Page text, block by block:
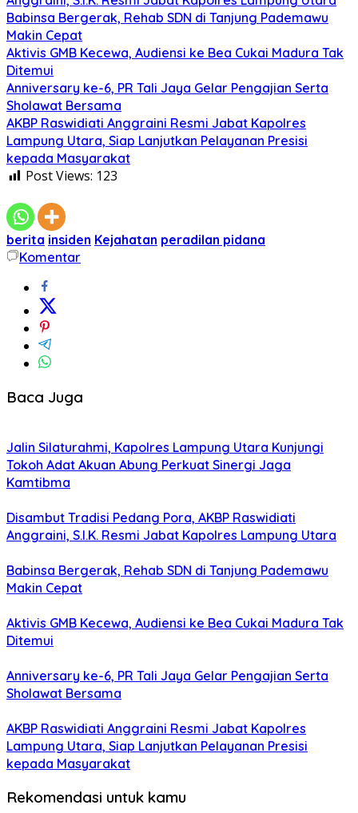
Babinsa Bergerak, Rehab SDN di Tanjung Pademawu
Makin Cepat
Aktivis GMB Kecewa, Audiensi ke Bea Cukai Madura Tak
Ditemui
Anniversary ke-6, PR Tali Jaya Gelar Pengajian Serta
Sholawat Bersama
AKBP Raswidiati Anggraini Resmi Jabat Kapolres
Lampung Utara, Siap Lanjutkan Pelayanan Presisi
kepada Masyarakat
Post Views: 123
berita insiden Kejahatan peradilan pidana
Komentar
Baca Juga
Jalin Silaturahmi, Kapolres Lampung Utara Kunjungi
Tokoh Adat Akuan Abung Perkuat Sinergi Jaga
Kamtibma
Disambut Tradisi Pedang Pora, AKBP Raswidiati
Anggraini, S.I.K. Resmi Jabat Kapolres Lampung Utara
Babinsa Bergerak, Rehab SDN di Tanjung Pademawu
Makin Cepat
Aktivis GMB Kecewa, Audiensi ke Bea Cukai Madura Tak
Ditemui
Anniversary ke-6, PR Tali Jaya Gelar Pengajian Serta
Sholawat Bersama
AKBP Raswidiati Anggraini Resmi Jabat Kapolres
Lampung Utara, Siap Lanjutkan Pelayanan Presisi
kepada Masyarakat
Rekomendasi untuk kamu